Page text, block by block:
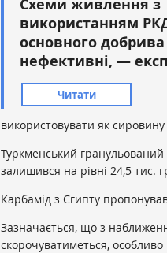
Схеми живлення з
використанням
основного добрива
нефективні, —
Читати
використовувати як
Туркменський
залишився на рівні 24,5 тис.
Карбамід з Єгипту
Зазначається, що з
скорочуватиметься,